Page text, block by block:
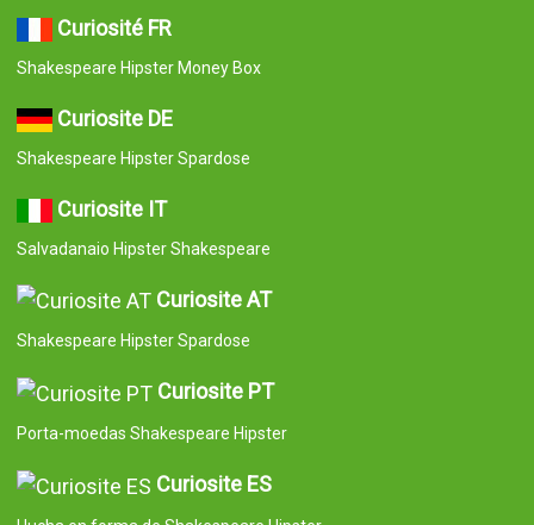
Curiosité FR
Shakespeare Hipster Money Box
Curiosite DE
Shakespeare Hipster Spardose
Curiosite IT
Salvadanaio Hipster Shakespeare
Curiosite AT
Shakespeare Hipster Spardose
Curiosite PT
Porta-moedas Shakespeare Hipster
Curiosite ES